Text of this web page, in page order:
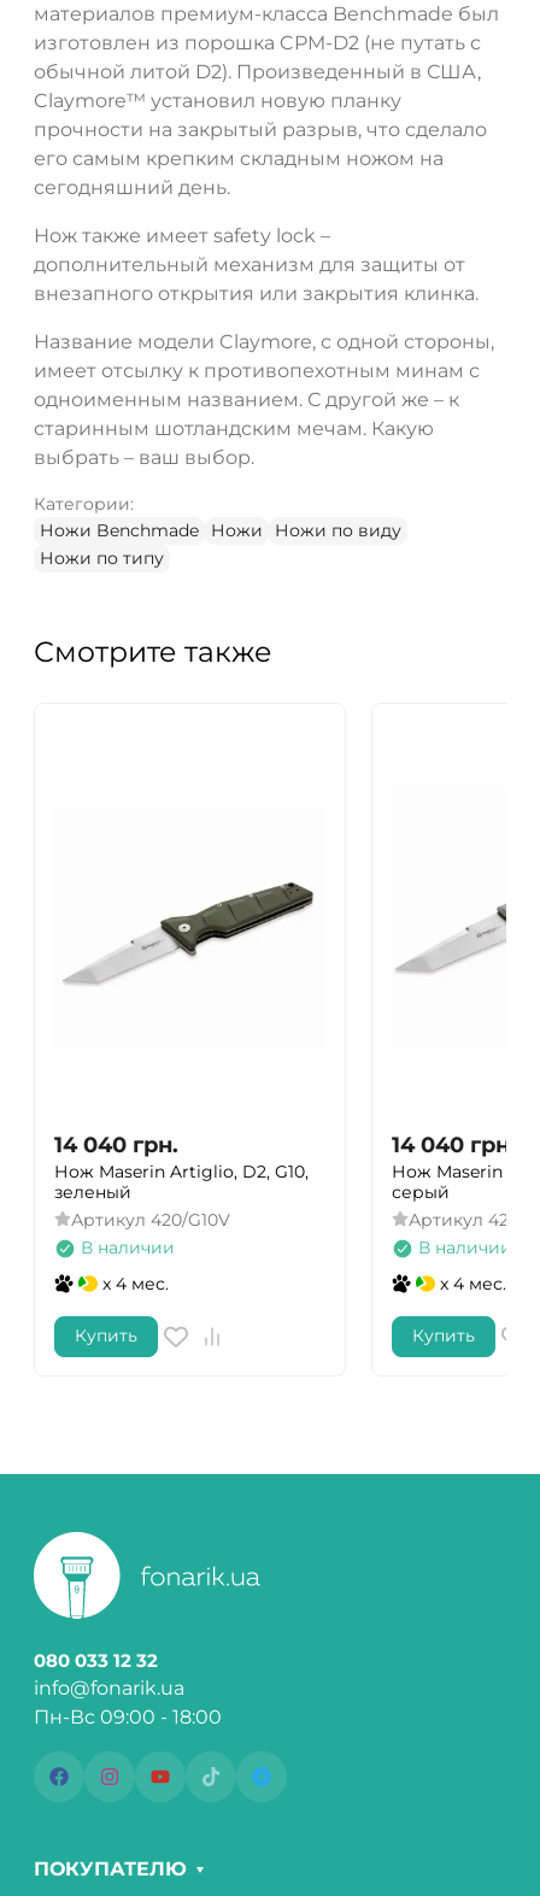
материалов премиум-класса Benchmade был
изготовлен из порошка CPM-D2 (не путать с
обычной литой D2). Произведенный в США,
Claymore™ установил новую планку
прочности на закрытый разрыв, что сделало
его самым крепким складным ножом на
сегодняшний день.
Нож также имеет safety lock –
дополнительный механизм для защиты от
внезапного открытия или закрытия клинка.
Название модели Claymore, с одной стороны,
имеет отсылку к противопехотным минам с
одноименным названием. С другой же – к
старинным шотландским мечам. Какую
выбрать – ваш выбор.
Категории:
Ножи Benchmade
Ножи
Ножи по виду
Ножи по типу
Смотрите также
14 040 грн.
Нож Maserin Artiglio, D2, G10,
зеленый
Артикул 420/G10V
В наличии
x 4 мес.
Купить
14 040 грн.
Нож Maserin
серый
Артикул 420/
В наличии
x 4 мес.
Купить
080 033 12 32
info@fonarik.ua
Пн-Вс 09:00 - 18:00
ПОКУПАТЕЛЮ
ДА НЕТ